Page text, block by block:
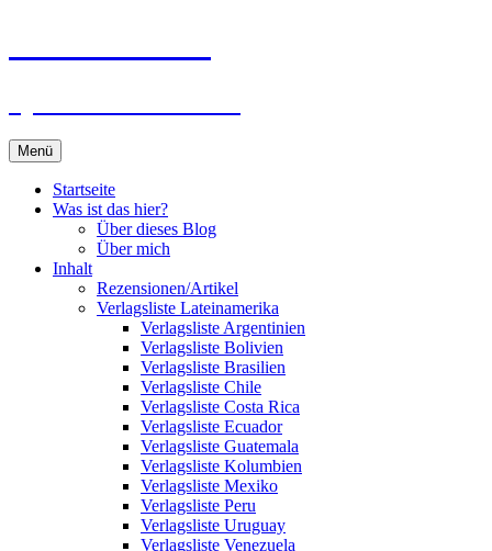
Menü
Startseite
Was ist das hier?
Über dieses Blog
Über mich
Inhalt
Rezensionen/Artikel
Verlagsliste Lateinamerika
Verlagsliste Argentinien
Verlagsliste Bolivien
Verlagsliste Brasilien
Verlagsliste Chile
Verlagsliste Costa Rica
Verlagsliste Ecuador
Verlagsliste Guatemala
Verlagsliste Kolumbien
Verlagsliste Mexiko
Verlagsliste Peru
Verlagsliste Uruguay
Verlagsliste Venezuela